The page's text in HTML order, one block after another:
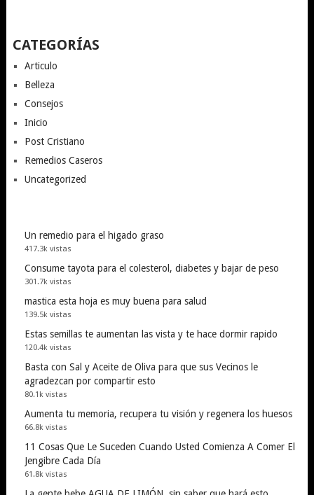
CATEGORÍAS
Articulo
Belleza
Consejos
Inicio
Post Cristiano
Remedios Caseros
Uncategorized
Un remedio para el higado graso
417.3k vistas
Consume tayota para el colesterol, diabetes y bajar de peso
301.7k vistas
mastica esta hoja es muy buena para salud
139.5k vistas
Estas semillas te aumentan las vista y te hace dormir rapido
120.4k vistas
Basta con Sal y Aceite de Oliva para que sus Vecinos le
agradezcan por compartir esto
80.1k vistas
Aumenta tu memoria, recupera tu visión y regenera los huesos
66.8k vistas
11 Cosas Que Le Suceden Cuando Usted Comienza A Comer El
Jengibre Cada Día
61.8k vistas